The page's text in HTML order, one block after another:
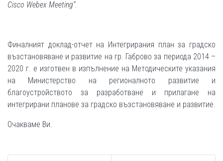
Cisco Webex Meeting“.
Финалният доклад-отчет на Интегрирания план за градско
възстановяване и развитие на гр. Габрово за периода 2014 –
2020 г. е изготвен в изпълнение на Методическите указания
на Министерство на регионалното развитие и
благоустройството за разработване и прилагане на
интегрирани планове за градско възстановяване и развитие.
Очакваме Ви.